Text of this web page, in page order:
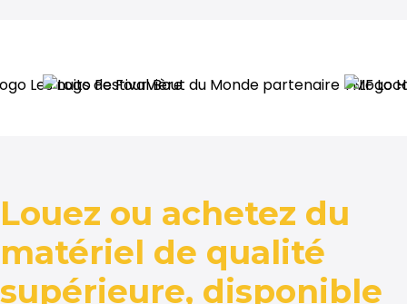
Louez ou achetez du
matériel de qualité
supérieure, disponible